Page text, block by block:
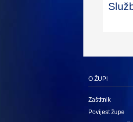
O ŽUPI
Zaštitnik
Povijest župe